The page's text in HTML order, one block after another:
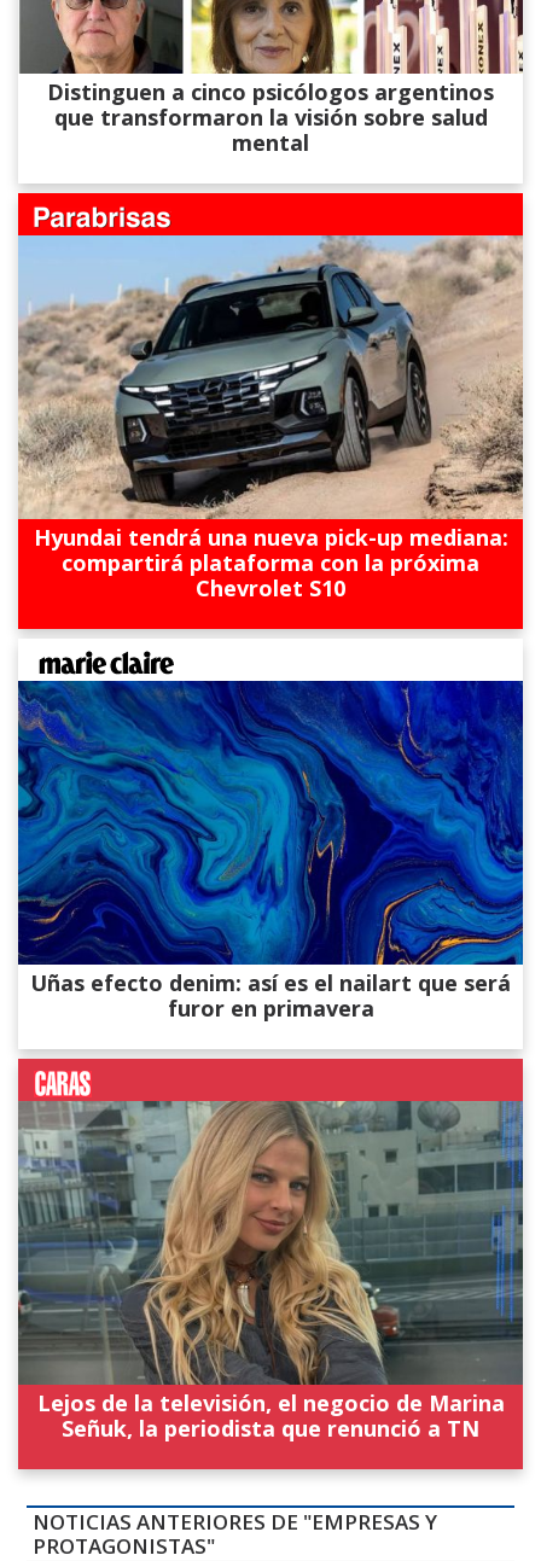
Distinguen a cinco psicólogos argentinos
que transformaron la visión sobre salud
mental
Hyundai tendrá una nueva pick-up mediana:
compartirá plataforma con la próxima
Chevrolet S10
Uñas efecto denim: así es el nailart que será
furor en primavera
Lejos de la televisión, el negocio de Marina
Señuk, la periodista que renunció a TN
NOTICIAS ANTERIORES DE "EMPRESAS Y
PROTAGONISTAS"